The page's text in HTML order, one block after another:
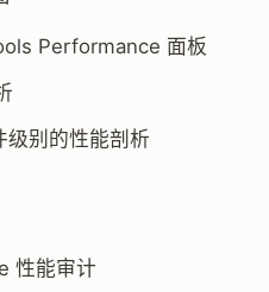
Performance 面板
别的性能剖析
性能审计